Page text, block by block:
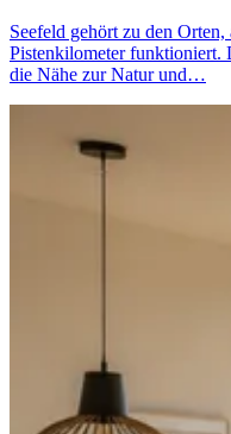
Seefeld gehört zu den
Pistenkilometer funktioniert.
die Nähe zur Natur und…